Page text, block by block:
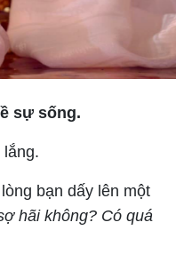
sự sống.
bạn dấy lên một
hãi không? Có quá